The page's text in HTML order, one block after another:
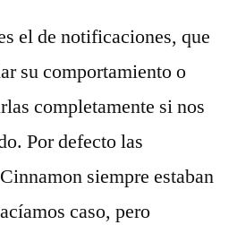
el de notificaciones, que
su comportamiento o
completamente si nos
Por defecto las
siempre estaban
caso, pero